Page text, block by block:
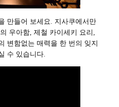
만들어 보세요. 지사쿠에서만
우아함, 제철 카이세키 요리,
변함없는 매력을 한 번의 잊지
수 있습니다.